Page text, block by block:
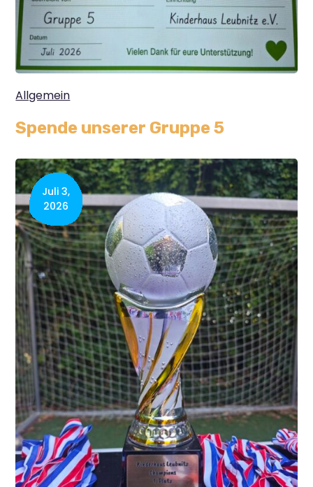
Spende unserer Gruppe 5
Allgemein
Juli 3,
2026